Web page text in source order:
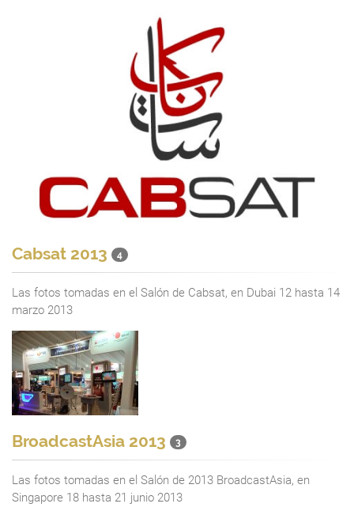
Cabsat 2013 4
Las fotos tomadas en el Salón de Cabsat, en Dubai 12 hasta 14
marzo 2013
BroadcastAsia 2013 3
Las fotos tomadas en el Salón de 2013 BroadcastAsia, en
Singapore 18 hasta 21 junio 2013